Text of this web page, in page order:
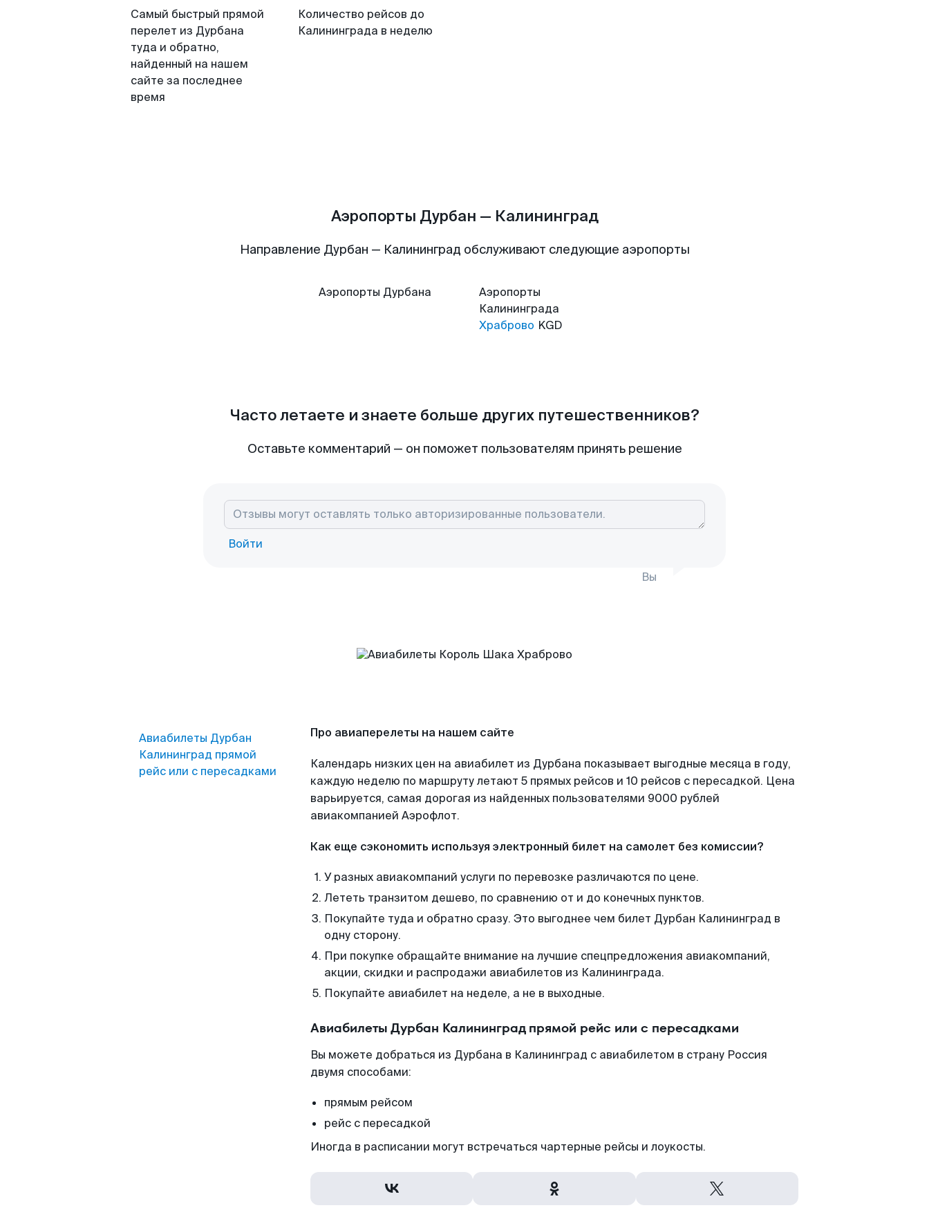
Самый быстрый прямой
перелет из Дурбана
туда и обратно,
найденный на нашем
сайте за последнее
время
Количество рейсов до
Калининграда в неделю
Аэропорты Дурбан — Калининград
Направление Дурбан — Калининград обслуживают следующие аэропорты
Аэропорты Дурбана
Аэропорты
Калининграда
Храброво KGD
Часто летаете и знаете больше других путешественников?
Оставьте комментарий — он поможет пользователям принять решение
Войти
Вы
Авиабилеты Дурбан
Калининград прямой
рейс или с пересадками
Про авиаперелеты на нашем сайте
Календарь низких цен на авиабилет из Дурбана показывает выгодные месяца в году,
каждую неделю по маршруту летают 5 прямых рейсов и 10 рейсов с пересадкой. Цена
варьируется, самая дорогая из найденных пользователями 9000 рублей
авиакомпанией Аэрофлот.
Как еще сэкономить используя электронный билет на самолет без комиссии?
У разных авиакомпаний услуги по перевозке различаются по цене.
Лететь транзитом дешево, по сравнению от и до конечных пунктов.
Покупайте туда и обратно сразу. Это выгоднее чем билет Дурбан Калининград в
одну сторону.
При покупке обращайте внимание на лучшие спецпредложения авиакомпаний,
акции, скидки и распродажи авиабилетов из Калининграда.
Покупайте авиабилет на неделе, а не в выходные.
Авиабилеты Дурбан Калининград прямой рейс или с пересадками
Вы можете добраться из Дурбана в Калининград с авиабилетом в страну Россия
двумя способами:
прямым рейсом
рейс с пересадкой
Иногда в расписании могут встречаться чартерные рейсы и лоукосты.